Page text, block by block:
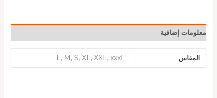
معلومات إضافية
المقاس L, M, S, XL, XXL, xxxL